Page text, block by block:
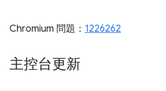
Chromium 問題： 1226262
主控台更新